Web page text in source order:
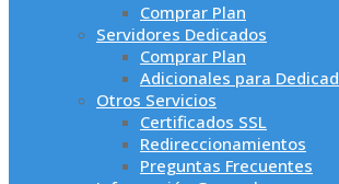
Comprar Plan
Servidores Dedicados
Comprar Plan
Adicionales para
Otros Servicios
Certificados SSL
Redireccionamientos
Preguntas Frecuentes